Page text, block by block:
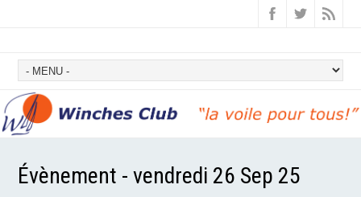
Évènement - vendredi 26 Sep 25